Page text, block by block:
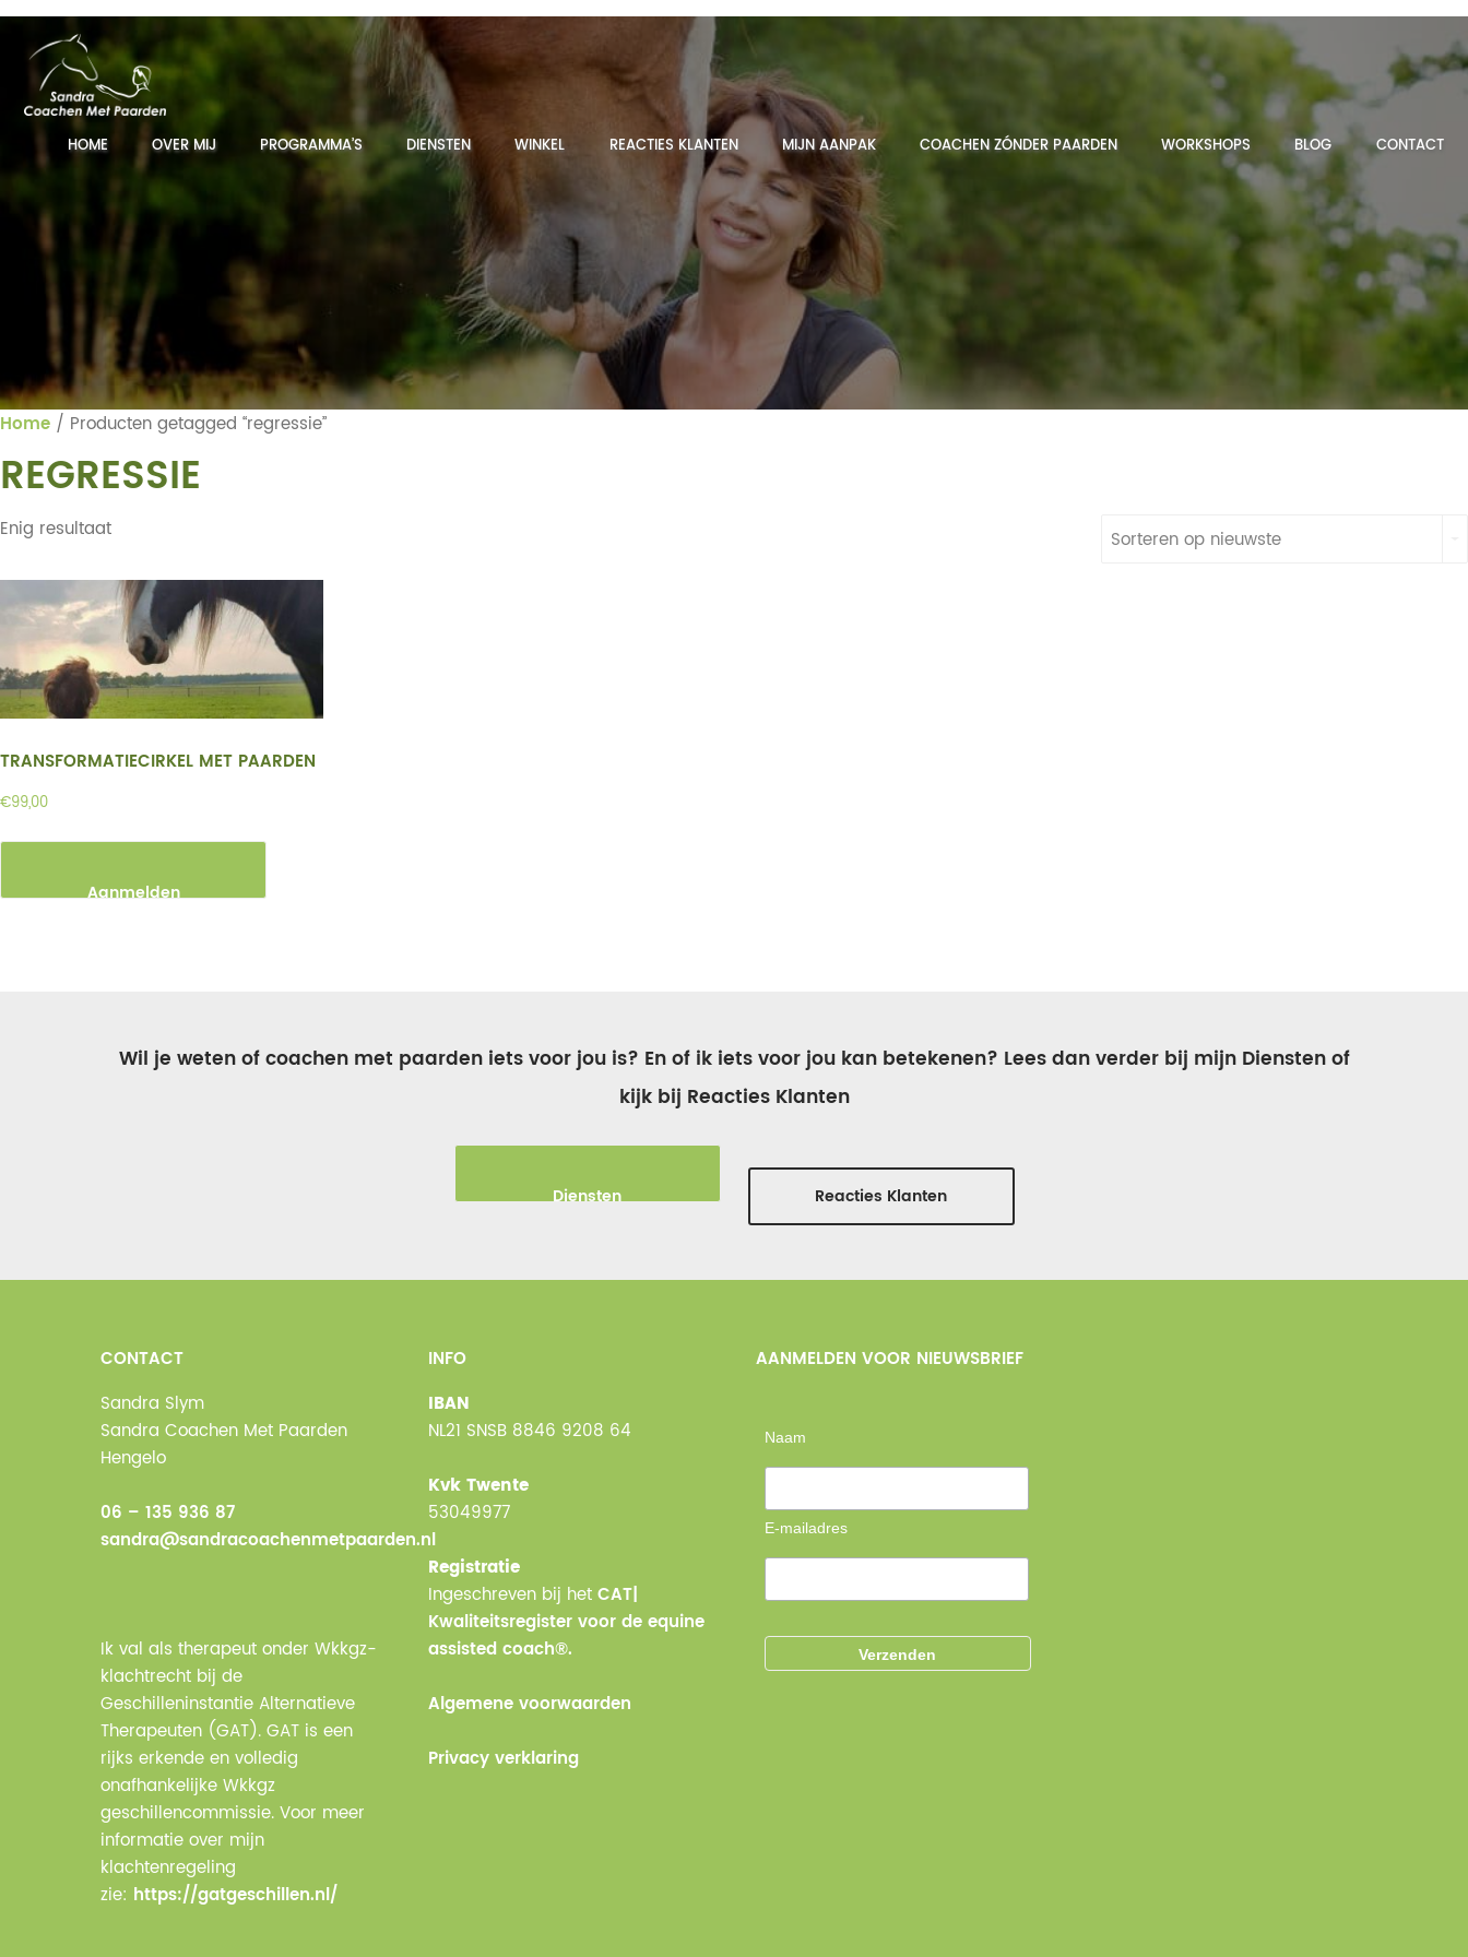
HOME OVER MIJ PROGRAMMA’S DIENSTEN WINKEL REACTIES KLANTEN MIJN AANPAK COACHEN ZÓNDER PAARDEN WORKSHOPS BLOG CONTACT
Home / Producten getagged “regressie”
REGRESSIE
Enig resultaat Sorteren op nieuwste
TRANSFORMATIECIRKEL MET PAARDEN
€99,00
Aanmelden
Wil je weten of coachen met paarden iets voor jou is? En of ik iets voor jou kan betekenen? Lees dan verder bij mijn Diensten of
kijk bij Reacties Klanten
Diensten Reacties Klanten
CONTACT
Sandra Slym
Sandra Coachen Met Paarden
Hengelo
06 – 135 936 87
sandra@sandracoachenmetpaarden.nl
Ik val als therapeut onder Wkkgz-
klachtrecht bij de
Geschilleninstantie Alternatieve
Therapeuten (GAT). GAT is een
rijks erkende en volledig
onafhankelijke Wkkgz
geschillencommissie. Voor meer
informatie over mijn
klachtenregeling
zie: https://gatgeschillen.nl/
INFO
IBAN
NL21 SNSB 8846 9208 64
Kvk Twente
53049977
Registratie
Ingeschreven bij het CAT|
Kwaliteitsregister voor de equine
assisted coach®.
Algemene voorwaarden
Privacy verklaring
AANMELDEN VOOR NIEUWSBRIEF
Naam
E-mailadres